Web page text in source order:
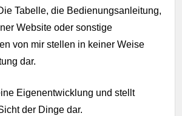
Tabelle, die Bedienungsanleitung,
Website oder sonstige
von mir stellen in keiner Weise
dar.
Eigenentwicklung und stellt
der Dinge dar.